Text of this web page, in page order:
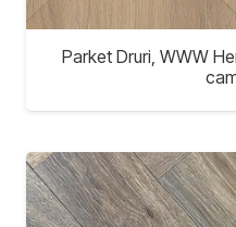
Parket Druri, WWW